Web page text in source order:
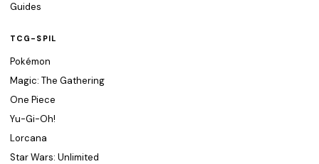
Guides
TCG-SPIL
Pokémon
Magic: The Gathering
One Piece
Yu-Gi-Oh!
Lorcana
Star Wars: Unlimited